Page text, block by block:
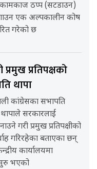
ठप्प (सटडाउन)
एक अल्पकालीन कोष
गरेको छ
प्रतिपक्षको
थापा
कांग्रेसका सभापति
सरकारलाई
गरी प्रमुख प्रतिपक्षीको
गरिरहेका बताएका छन्
कार्यालयमा
भएको